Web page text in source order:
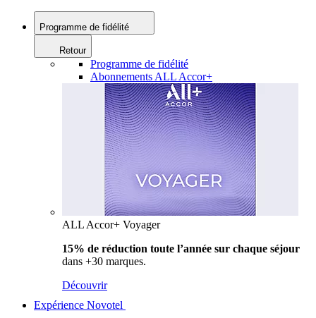
Programme de fidélité
Retour
Programme de fidélité
Abonnements ALL Accor+
ALL Accor+ Voyager
15% de réduction toute l’année sur chaque séjour
dans +30 marques.
Découvrir
Expérience Novotel